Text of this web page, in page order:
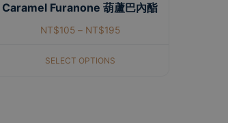
Caramel Furanone 葫蘆巴內酯
NT$105– NT$195
SELECT OPTIONS